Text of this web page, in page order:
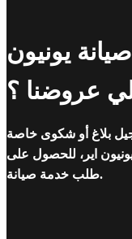
يونيون
عروضنا ؟
بلاغ أو شكوى خاصة
اير، للحصول على
طلب خدمة صيانة.